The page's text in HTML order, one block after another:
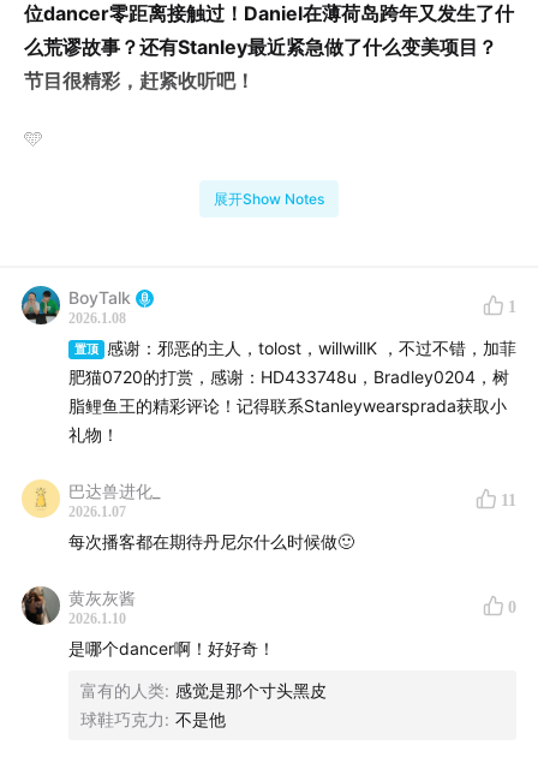
位dancer零距离接触过！Daniel在薄荷岛跨年又发生了什
么荒谬故事？还有Stanley最近紧急做了什么变美项目？
节目很精彩，赶紧收听吧！
🩵
请大家在收听同时，也记得多多评论和打赏，这是我们坚
🩵
加微信【stanleywearsprada】加入播客群，入群门槛：
50小时以上收听记录截图
【关注BoyTalk】
微博/Youtuvbe @BoyTalk
Bilibili @StanleynDaniel
微博/小红书/IG @stanleygenic
展开Show Notes
BoyTalk
2026.1.08
1
置顶
感谢：邪恶的主人，tolost，willwillK ，不过不错，加菲
肥猫0720的打赏，感谢：HD433748u，Bradley0204，树
脂鲤鱼王的精彩评论！记得联系Stanleywearsprada获取小
礼物！
巴达兽进化_
2026.1.07
11
每次播客都在期待丹尼尔什么时候做🙂
黄灰灰酱
2026.1.10
0
是哪个dancer啊！好好奇！
富有的人类: 感觉是那个寸头黑皮
球鞋巧克力: 不是他